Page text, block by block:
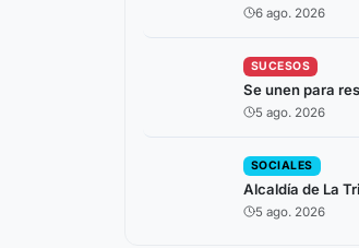
6 ago. 2026
SUCESOS
Se unen para
5 ago. 2026
SOCIALES
Alcaldía de La
5 ago. 2026